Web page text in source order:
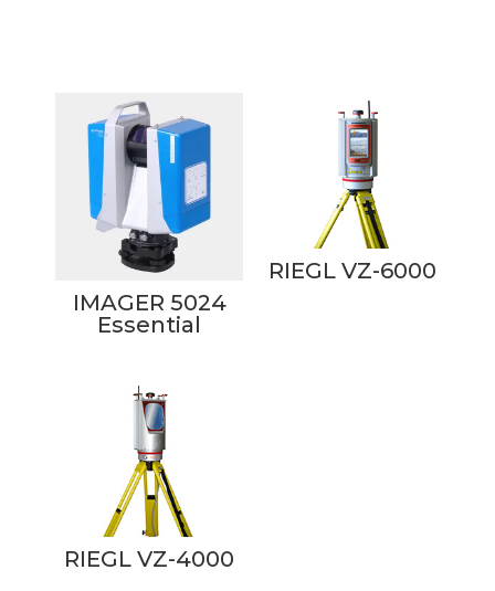
IMAGER 5024
Essential
RIEGL VZ-6000
RIEGL VZ-4000